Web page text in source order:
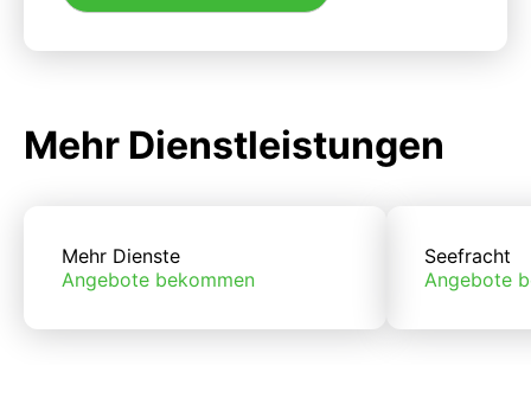
Mehr Dienstleistungen
Mehr Dienste
Angebote bekommen
Seefracht
Angebote